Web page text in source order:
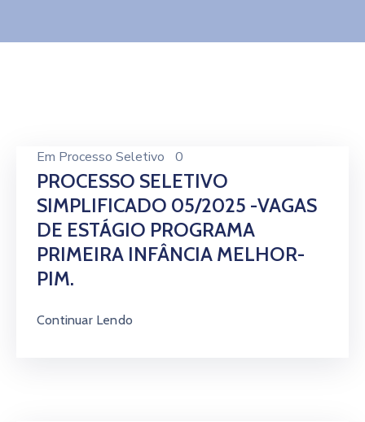
Em Processo Seletivo 0
PROCESSO SELETIVO
SIMPLIFICADO 05/2025 -VAGAS
DE ESTÁGIO PROGRAMA
PRIMEIRA INFÂNCIA MELHOR-
PIM.
Continuar Lendo